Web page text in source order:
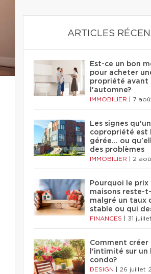
ARTICLES
Est-ce un bon
pour acheter
propriété avant
l'automne?
IMMOBILIER 7
Les signes
copropriété est
gérée… ou
des problèmes
IMMOBILIER 2
Pourquoi le prix
maisons reste-
malgré un taux
stable ou qui
FINANCES 31
Comment créer
l'intimité sur un
condo?
DESIGN 26 juillet